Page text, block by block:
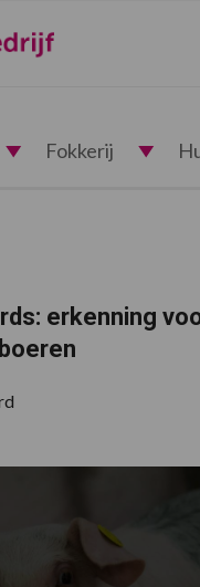
Fokkerij
erkenning